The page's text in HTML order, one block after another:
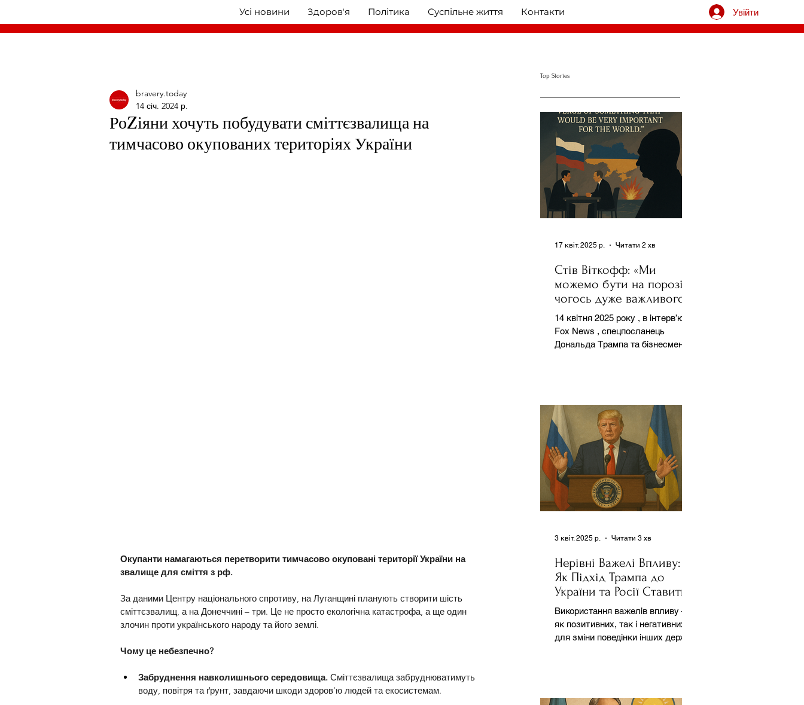
Усі новини Здоровʼя Політика Суспільне життя Контакти Увійти
РоZіяни хочуть побудувати сміттєзвалища на
тимчасово окупованих територіях України
bravery.today
14 січ. 2024 р.
Окупанти намагаються перетворити тимчасово окуповані території України на
звалище для сміття з рф.
За даними Центру національного спротиву, на Луганщині планують створити шість
сміттєзвалищ, а на Донеччині – три. Це не просто екологічна катастрофа, а ще один
злочин проти українського народу та його землі.
Чому це небезпечно?
Забруднення навколишнього середовища. Сміттєзвалища забруднюватимуть
воду, повітря та ґрунт, завдаючи шкоди здоров'ю людей та екосистемам.
Top Stories
Стів Віткофф: «Ми
можемо бути на порозі
чогось дуже важливого
для світу» — але що це
означає?
14 квітня 2025 року , в інтерв’ю на
Fox News , спецпосланець
Дональда Трампа та бізнесмен
17 квіт. 2025 р. Читати 2 хв
Нерівні Важелі Впливу:
Як Підхід Трампа до
України та Росії Ставить
під Сумнів Американську
Держполітику
Використання важелів впливу –
як позитивних, так і негативних –
для зміни поведінки інших держав
3 квіт. 2025 р. Читати 3 хв